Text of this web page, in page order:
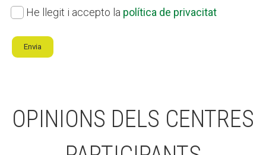
Política
privacitat
He llegit i accepto la política de privacitat
Envia
OPINIONS DELS CENTRES